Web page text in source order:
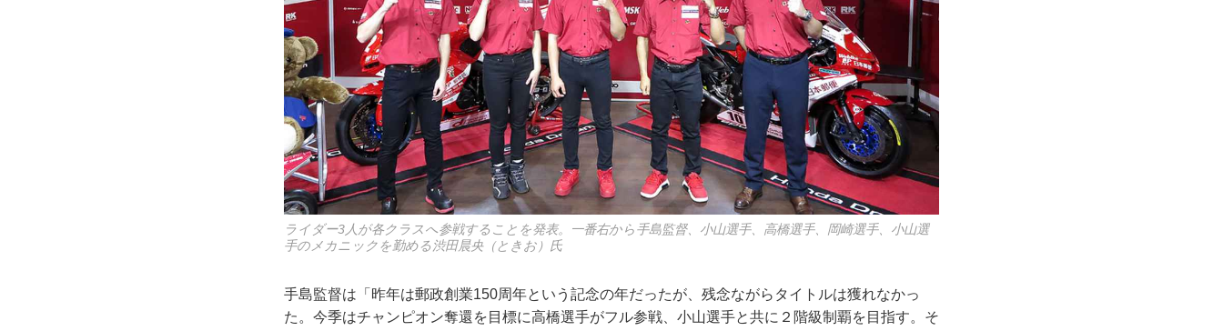
ライダー3人が各クラスへ参戦することを発表。一番右から手島監督、小山選手、高橋選手、岡崎選手、小山選
手のメカニックを勤める渋田晨央（ときお）氏
手島監督は「昨年は郵政創業150周年という記念の年だったが、残念ながらタイトルは獲れなかっ
た。今季はチャンピオン奪還を目標に高橋選手がフル参戦、小山選手と共に２階級制覇を目指す。そ